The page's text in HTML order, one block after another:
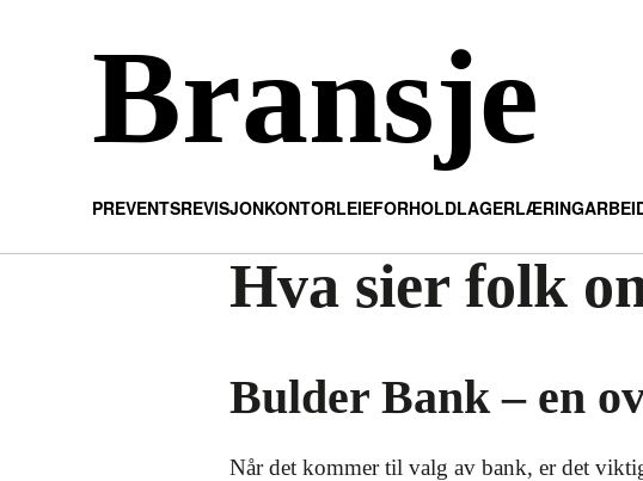
Bransje
PREVENTSREVISJONKONTORLEIEFORHOLDLAGERLÆRING
Hva sier folk
Bulder Bank – en
Når det kommer til valg av bank, er det